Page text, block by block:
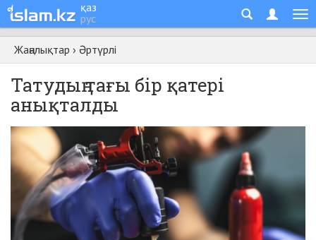
қаз
рус
Жаңалықтар › Әртүрлі
Татудың тағы бір қатері
анықталды